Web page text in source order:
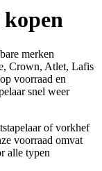
merken
Crown, Atlet, Lafis
voorraad en
snel weer
of vorkhef
voorraad omvat
alle typen